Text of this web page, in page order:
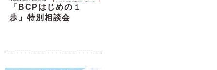
「BCPはじめの１
歩」特別相談会